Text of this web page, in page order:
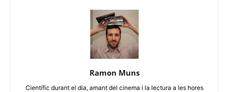
Ramon Muns
Científic durant el dia, amant del cinema i la lectura a les hores